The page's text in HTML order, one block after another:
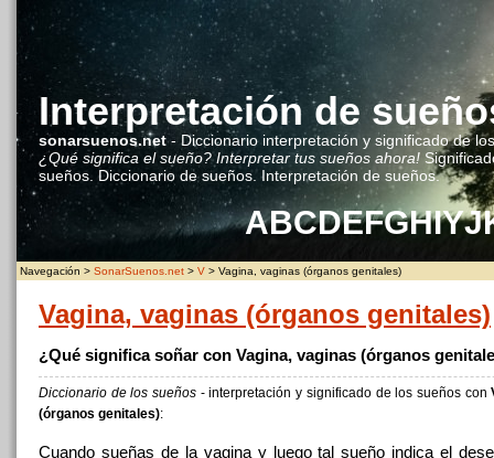
Interpretación de
sonarsuenos.net- Diccionario interpretación y significado de
¿Qué significa el sueño? Interpretar tus sueños ahora!
sueños. Diccionario de sueños. Interpretación de sueños.
ABCDEFGHIYJ
Navegación > SonarSuenos.net > V > Vagina, vaginas (órganos genitales)
Vagina, vaginas (órganos genitales)
¿Qué significa soñar con Vagina, vaginas (órganos
Diccionario de los sueños - interpretación y significado de los sueños con
(órganos genitales):
Cuando sueñas de la vagina y luego tal sueño indica el